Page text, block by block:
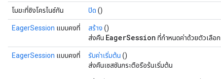
โมฆะที่ซิงโครไนซ์กัน ปิด ()
EagerSession แบบคงที่ สร้าง ()
ส่งคืน EagerSession ที่กำหนดค่าด้วยตัวเลือ
EagerSession แบบคงที่ รับค่าเริ่มต้น ()
ส่งคืนเซสชันกระตือรือร้นเริ่มต้น